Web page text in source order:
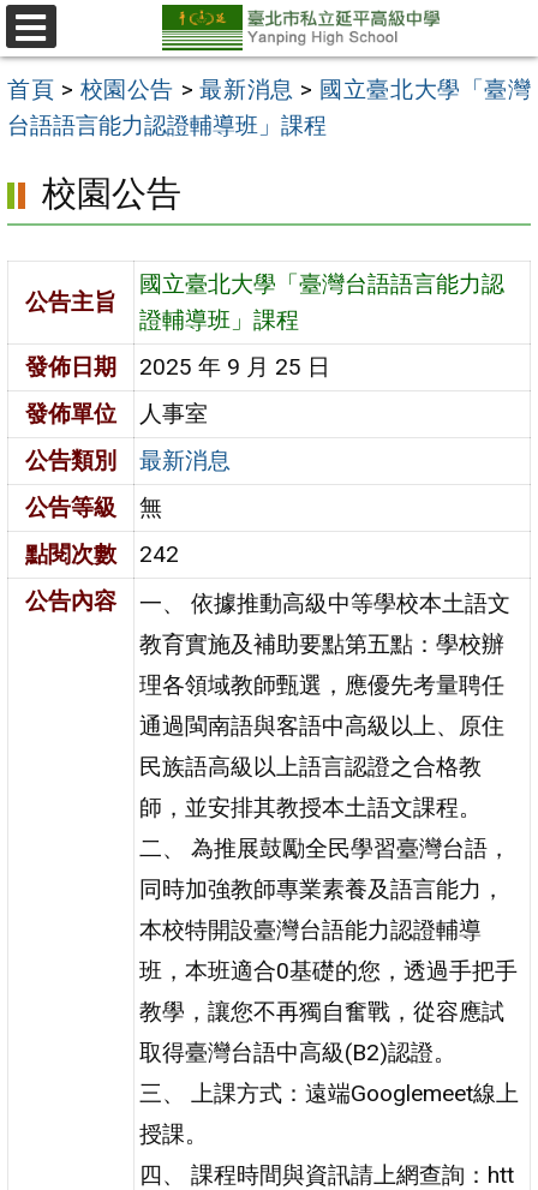
跳
至
主
要
區
選
單
首頁 > 校園公告 >最新消息 > 國立臺北大學「臺灣
台語語言能力認證輔導班」課程
校園公告
公告主旨
國立臺北大學「臺灣台語語言能力認
證輔導班」課程
發佈日期
2025 年 9 月 25 日
發佈單位
人事室
公告類別
最新消息
公告等級
無
點閱次數
242
公告內容
一、 依據推動高級中等學校本土語文
教育實施及補助要點第五點：學校辦
理各領域教師甄選，應優先考量聘任
通過閩南語與客語中高級以上、原住
民族語高級以上語言認證之合格教
師，並安排其教授本土語文課程。
二、 為推展鼓勵全民學習臺灣台語，
同時加強教師專業素養及語言能力，
本校特開設臺灣台語能力認證輔導
班，本班適合0基礎的您，透過手把手
教學，讓您不再獨自奮戰，從容應試
取得臺灣台語中高級(B2)認證。
三、 上課方式：遠端Googlemeet線上
授課。
四、 課程時間與資訊請上網查詢：htt